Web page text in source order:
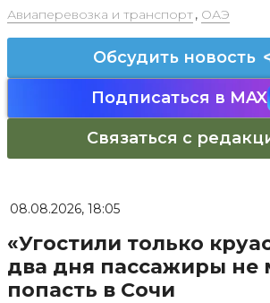
Авиаперевозка и транспорт, ОАЭ
Обсудить новость
Подписаться в MAX
Связаться с
08.08.2026, 18:05
«Угостили только
два дня пассажиры не
попасть в Сочи